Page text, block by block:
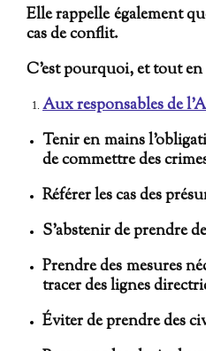
Elle rappelle également
cas de conflit.
C’est pourquoi, et tout
Aux responsables de
Tenir en mains
de commettre des
Référer les cas des
S’abstenir de prendre
Prendre des mesures
tracer des lignes
Éviter de prendre des